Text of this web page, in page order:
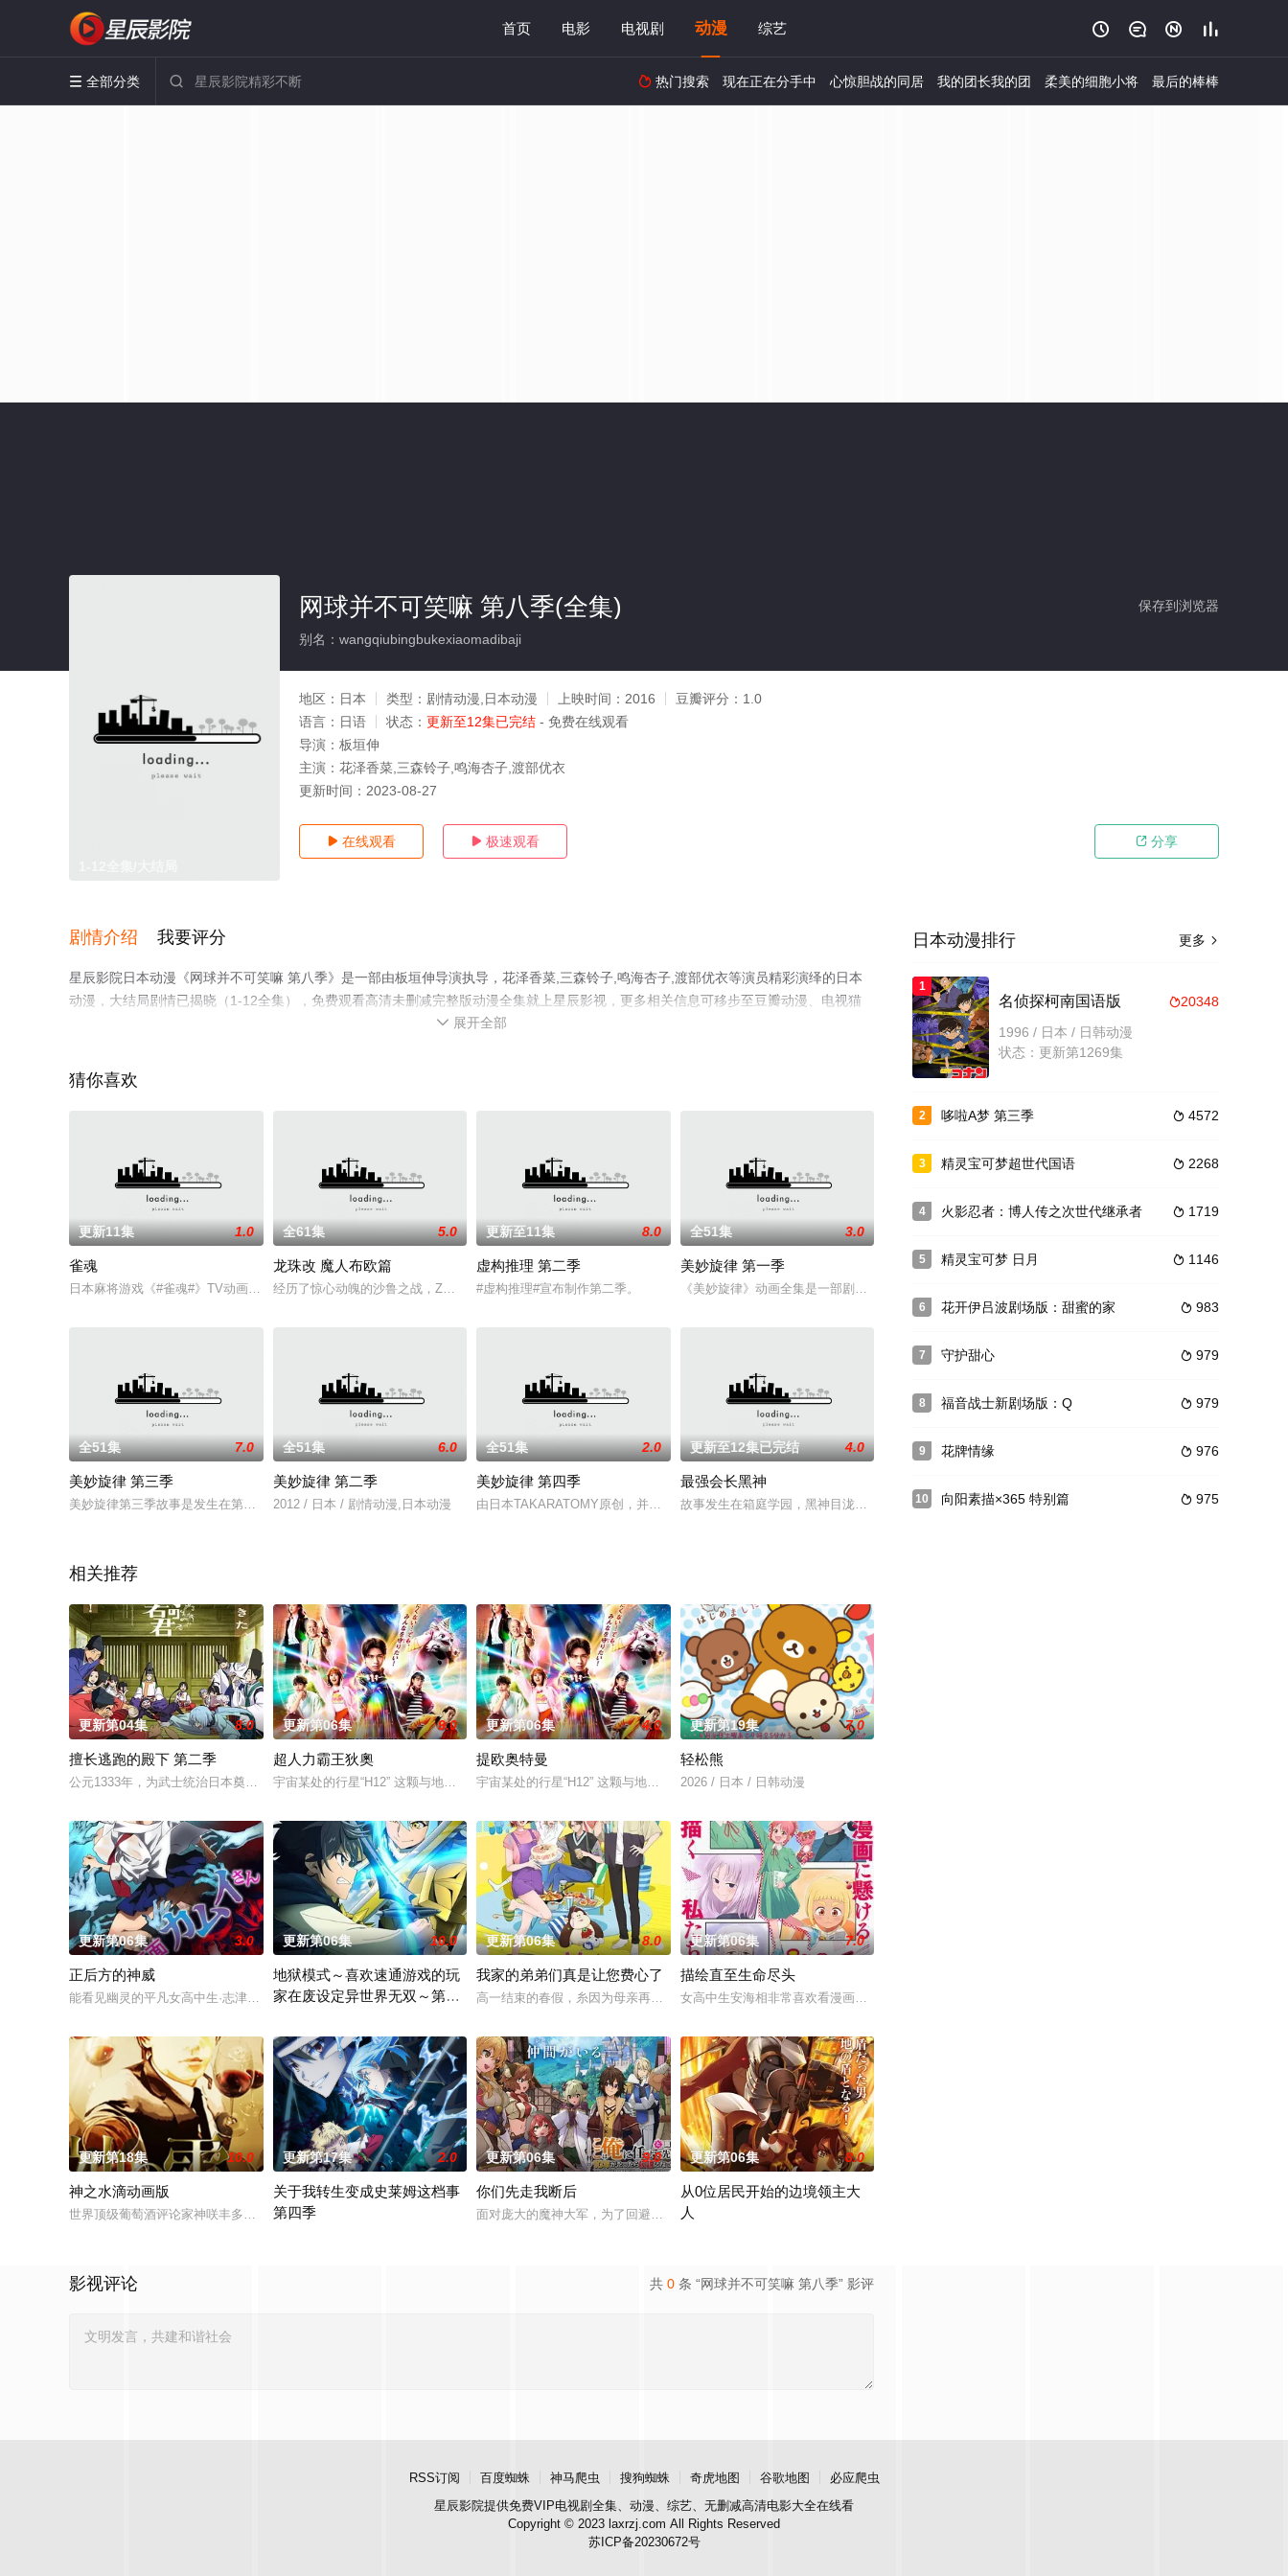
首页 电影 电视剧 动漫 综艺    
 全部分类   热门搜索 现在正在分手中 心惊胆战的同居 我的团长我的团 柔美的细胞小将 最后的棒棒
保存到浏览器
网球并不可笑嘛 第八季(全集)
别名：wangqiubingbukexiaomadibaji
地区： 日本 类型： 剧情动漫,日本动漫 上映时间： 2016 豆瓣评分： 1.0
语言： 日语 状态： 更新至12集已完结 - 免费在线观看
导演： 板垣伸
主演： 花泽香菜,三森铃子,鸣海杏子,渡部优衣
更新时间： 2023-08-27
 在线观看  极速观看  分享
剧情介绍 我要评分
星辰影院日本动漫《网球并不可笑嘛 第八季》是一部由板垣伸导演执导，花泽香菜,三森铃子,鸣海杏子,渡部优衣等演员精彩演绎的日本
动漫，大结局剧情已揭晓（1-12全集），免费观看高清未删减完整版动漫全集就上星辰影视，更多相关信息可移步至豆瓣动漫、电视猫
 展开全部
猜你喜欢
更新11集 1.0
雀魂
日本麻将游戏《#雀魂#》TV动画化决定！将于2022年4月开始播出！
全61集 5.0
龙珠改 魔人布欧篇
经历了惊心动魄的沙鲁之战，Z战士更新换代。地球在孙悟饭（野泽雅子 配音）和朋友们的守护下，迎来了七年漫长而又短暂的和平岁月。已变成俊朗青年的
更新至11集 8.0
虚构推理 第二季
#虚构推理#宣布制作第二季。
全51集 3.0
美妙旋律 第一季
《美妙旋律》动画全集是一部剧情与画风俱佳的动漫，讲述这是女孩们为了登上巅峰成为三菱镜皇后（Prism
全51集 7.0
美妙旋律 第三季
美妙旋律第三季故事是发生在第一季的七年以后、第二季的四年以后，美爱等人已经从pretty top毕业并且学有所成。本作将有别于前作，以平行世
全51集 6.0
美妙旋律 第二季
2012 / 日本 / 剧情动漫,日本动漫
全51集 2.0
美妙旋律 第四季
由日本TAKARATOMY原创，并与韩国知名玩具企业Sonokong共同出资制作，请来曾执导过「阴阳大战记」的菱田正和担任监督的4月新番动画
更新至12集已完结 4.0
最强会长黑神
故事发生在箱庭学园，黑神目泷（丰崎爱生 配音）是学园一年级的新生，作为学校里的学生会长，黑神拥有
相关推荐
更新第04集 8.0
擅长逃跑的殿下 第二季
公元1333年，为武士统治日本奠定基石的镰仓幕府，因其所信任的幕臣——足利尊氏的谋反而宣告灭亡。 失去了一切、被推入绝望深渊的幕府正统继承人
更新第06集 9.0
超人力霸王狄奧
宇宙某处的行星“H12” 这颗与地球极其相似的星球，某日遭到了来自外星的宇宙怪兽袭击 在星球崩毁、走向灭亡之际，一名外星人独自逃往了地球 他
更新第06集 4.0
提欧奥特曼
宇宙某处的行星“H12” 这颗与地球极其相似的星球，某日遭到了来自外星的宇宙怪兽袭击 在星球崩毁、走向灭亡之际，一名外星人独自逃往了地球
更新第19集 7.0
轻松熊
2026 / 日本 / 日韩动漫
更新第06集 3.0
正后方的神威
能看见幽灵的平凡女高中生·志津香，利用容易吸引幽灵的特殊体质，从旁协助知名灵能力者·神威除灵。 拥有压倒性灵力的神威，除灵方式却是前所未见的
更新第06集 10.0
地狱模式～喜欢速通游戏的玩
家在废设定异世界无双～第二
更新第06集 8.0
我家的弟弟们真是让您费心了
高一结束的春假，糸因为母亲再婚而搬家。但让她没想到的是，竟多了四个弟弟，令她大为震惊！虽然她全力想与新家人打好关系，但长男·源的态
更新第06集 7.0
描绘直至生命尽头
女高中生安海相非常喜欢看漫画，尤其是 ☆野0 的《机器太与狸太》。国文老师手岛斥责她是浪费生命、声称
更新第18集 10.0
神之水滴动画版
世界顶级葡萄酒评论家神咲丰多香去世以后，留下了价值20亿日圆的丰厚遗产和一封遗书。在遗书中他宣布，只有以“盲饮”方式猜中他指定的十二瓶顶级葡
更新第17集 2.0
关于我转生变成史莱姆这档事
第四季
更新第06集 9.0
你们先走我断后
面对庞大的魔神大军，为了回避全灭危机，勒库对伙伴们说出「这边交给我，你们先走吧！」， 一个人殿后对抗敌人大军，就在他终于消灭敌人回
更新第06集 8.0
从0位居民开始的边境领主大
人
共 0 条 “网球并不可笑嘛 第八季” 影评
影视评论
更多 
日本动漫排行
1
20348
名侦探柯南国语版
1996 / 日本 / 日韩动漫
状态：更新第1269集
2  4572
哆啦A梦 第三季
3  2268
精灵宝可梦超世代国语
4  1719
火影忍者：博人传之次世代继承者
5  1146
精灵宝可梦 日月
6  983
花开伊吕波剧场版：甜蜜的家
7  979
守护甜心
8  979
福音战士新剧场版：Q
9  976
花牌情缘
10  975
向阳素描×365 特别篇
RSS订阅 百度蜘蛛 神马爬虫 搜狗蜘蛛 奇虎地图 谷歌地图
必应爬虫
星辰影院提供免费VIP电视剧全集、动漫、综艺、无删减高清电影大全在线看
Copyright © 2023 laxrzj.com All Rights Reserved
苏ICP备20230672号